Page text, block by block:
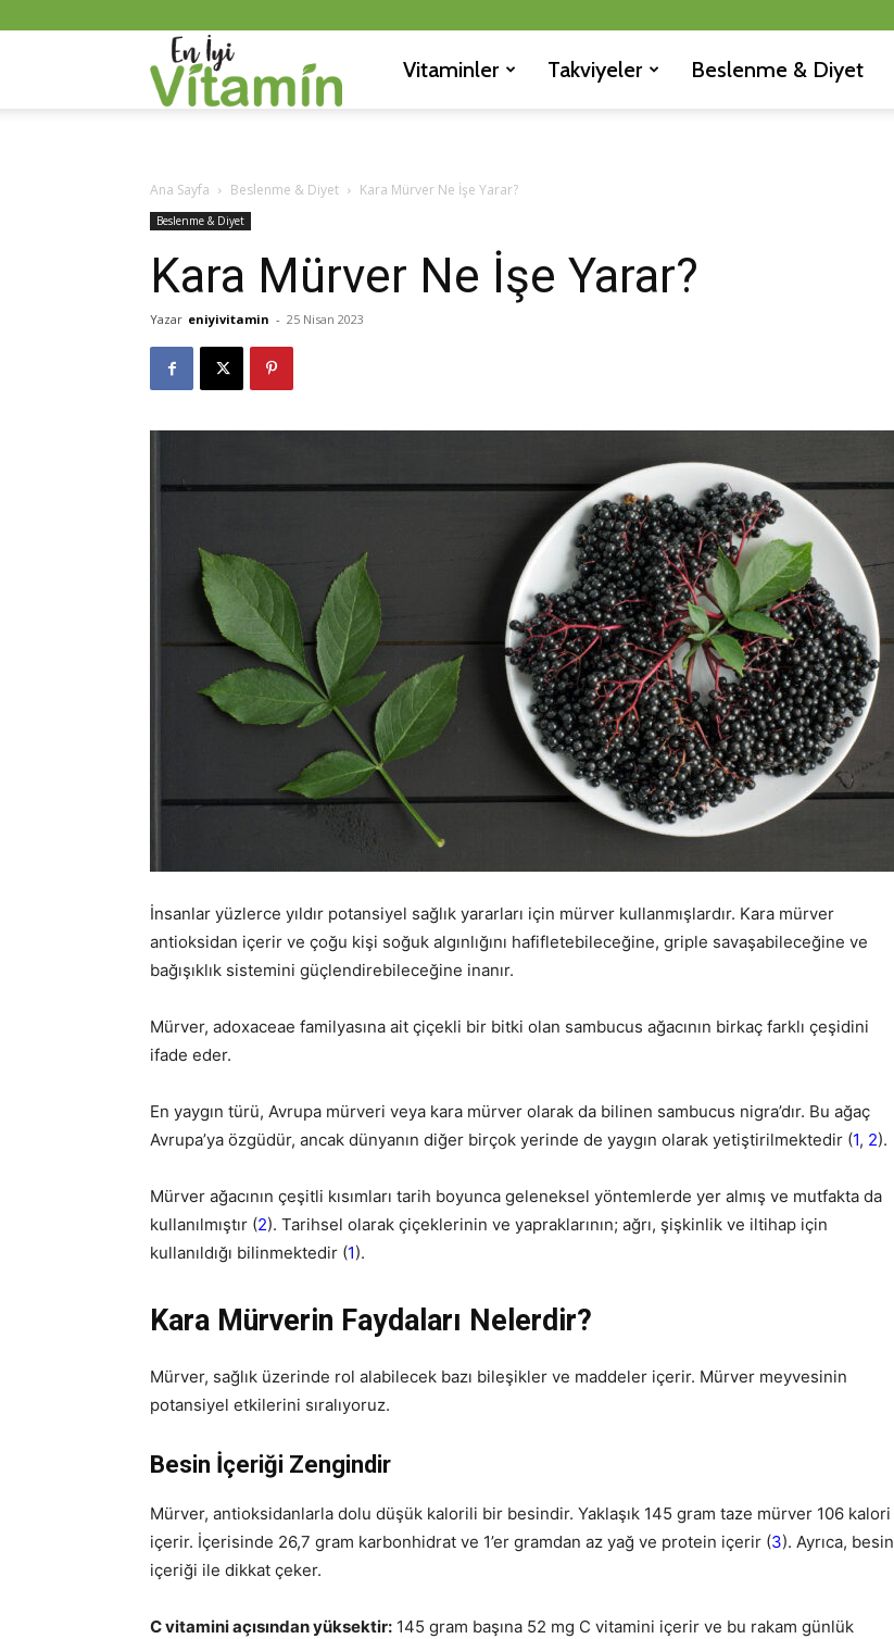
Vitaminler Takviyeler Beslenme & Diyet
Ana Sayfa Beslenme & Diyet Kara Mürver Ne İşe Yarar?
Beslenme & Diyet
Kara Mürver Ne İşe Yarar?
Yazar eniyivitamin - 25 Nisan 2023
İnsanlar yüzlerce yıldır potansiyel sağlık yararları için mürver kullanmışlardır. Kara mürver
antioksidan içerir ve çoğu kişi soğuk algınlığını hafifletebileceğine, griple savaşabileceğine ve
bağışıklık sistemini güçlendirebileceğine inanır.
Mürver, adoxaceae familyasına ait çiçekli bir bitki olan sambucus ağacının birkaç farklı çeşidini
ifade eder.
En yaygın türü, Avrupa mürveri veya kara mürver olarak da bilinen sambucus nigra’dır. Bu ağaç
Avrupa’ya özgüdür, ancak dünyanın diğer birçok yerinde de yaygın olarak yetiştirilmektedir (1, 2).
Mürver ağacının çeşitli kısımları tarih boyunca geleneksel yöntemlerde yer almış ve mutfakta da
kullanılmıştır (2). Tarihsel olarak çiçeklerinin ve yapraklarının; ağrı, şişkinlik ve iltihap için
kullanıldığı bilinmektedir (1).
Kara Mürverin Faydaları Nelerdir?
Mürver, sağlık üzerinde rol alabilecek bazı bileşikler ve maddeler içerir. Mürver meyvesinin
potansiyel etkilerini sıralıyoruz.
Besin İçeriği Zengindir
Mürver, antioksidanlarla dolu düşük kalorili bir besindir. Yaklaşık 145 gram taze mürver 106 kalori
içerir. İçerisinde 26,7 gram karbonhidrat ve 1’er gramdan az yağ ve protein içerir (3). Ayrıca, besin
içeriği ile dikkat çeker.
C vitamini açısından yüksektir: 145 gram başına 52 mg C vitamini içerir ve bu rakam günlük